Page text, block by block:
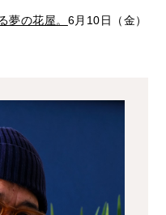
夢の花屋。 6月10日（金）